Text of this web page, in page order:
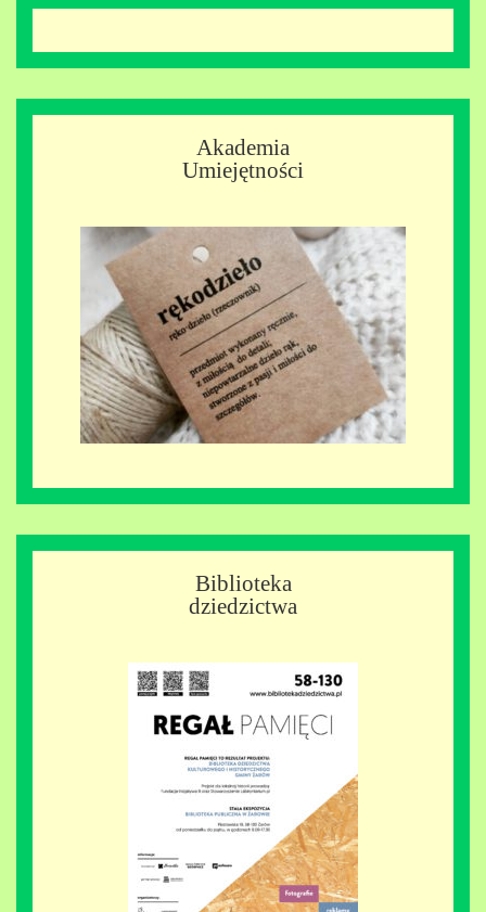
Akademia
Umiejętności
Biblioteka
dziedzictwa